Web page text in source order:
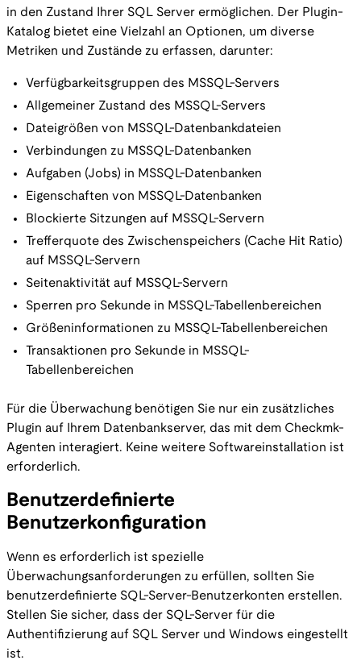
in den Zustand Ihrer SQL Server ermöglichen. Der Plugin-
Katalog bietet eine Vielzahl an Optionen, um diverse
Metriken und Zustände zu erfassen, darunter:
Verfügbarkeitsgruppen des MSSQL-Servers
Allgemeiner Zustand des MSSQL-Servers
Dateigrößen von MSSQL-Datenbankdateien
Verbindungen zu MSSQL-Datenbanken
Aufgaben (Jobs) in MSSQL-Datenbanken
Eigenschaften von MSSQL-Datenbanken
Blockierte Sitzungen auf MSSQL-Servern
Trefferquote des Zwischenspeichers (Cache Hit Ratio)
auf MSSQL-Servern
Seitenaktivität auf MSSQL-Servern
Sperren pro Sekunde in MSSQL-Tabellenbereichen
Größeninformationen zu MSSQL-Tabellenbereichen
Transaktionen pro Sekunde in MSSQL-
Tabellenbereichen
Für die Überwachung benötigen Sie nur ein zusätzliches
Plugin auf Ihrem Datenbankserver, das mit dem Checkmk-
Agenten interagiert. Keine weitere Softwareinstallation ist
erforderlich.
Benutzerdefinierte
Benutzerkonfiguration
Wenn es erforderlich ist spezielle
Überwachungsanforderungen zu erfüllen, sollten Sie
benutzerdefinierte SQL-Server-Benutzerkonten erstellen.
Stellen Sie sicher, dass der SQL-Server für die
Authentifizierung auf SQL Server und Windows eingestellt
ist.